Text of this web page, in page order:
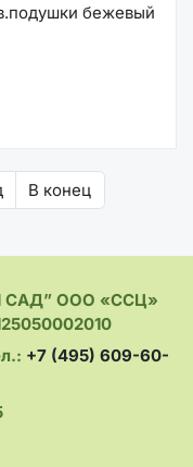
бежевый
В конец
САД” ООО «ССЦ»
+7 (495) 609-60-